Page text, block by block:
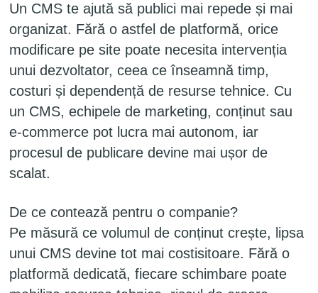
Un CMS te ajută să publici mai repede și mai
organizat. Fără o astfel de platformă, orice
modificare pe site poate necesita intervenția
unui dezvoltator, ceea ce înseamnă timp,
costuri și dependență de resurse tehnice. Cu
un CMS, echipele de marketing, conținut sau
e-commerce pot lucra mai autonom, iar
procesul de publicare devine mai ușor de
scalat.
De ce contează pentru o companie?
Pe măsură ce volumul de conținut crește, lipsa
unui CMS devine tot mai costisitoare. Fără o
platformă dedicată, fiecare schimbare poate